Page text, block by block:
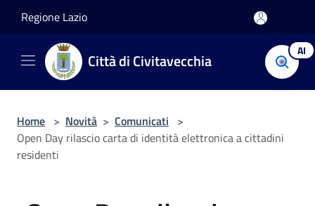
Regione Lazio
Città di Civitavecchia AI
Home > Novità > Comunicati >
Open Day rilascio carta di identità elettronica a cittadini
residenti